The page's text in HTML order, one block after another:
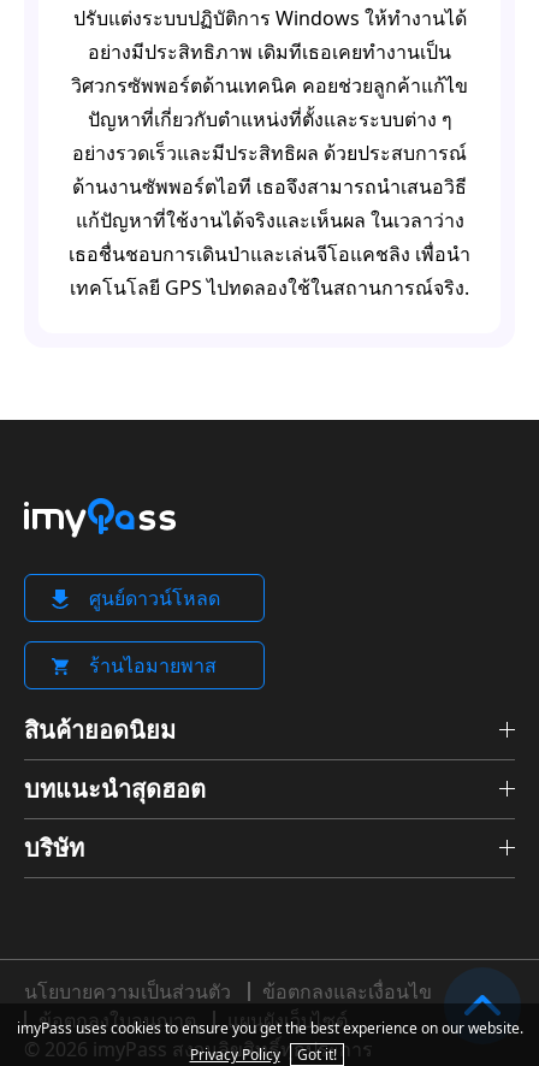
ปรับแต่งระบบปฏิบัติการ Windows ให้ทำงานได้
อย่างมีประสิทธิภาพ เดิมทีเธอเคยทำงานเป็น
วิศวกรซัพพอร์ตด้านเทคนิค คอยช่วยลูกค้าแก้ไข
ปัญหาที่เกี่ยวกับตำแหน่งที่ตั้งและระบบต่าง ๆ
อย่างรวดเร็วและมีประสิทธิผล ด้วยประสบการณ์
ด้านงานซัพพอร์ตไอที เธอจึงสามารถนำเสนอวิธี
แก้ปัญหาที่ใช้งานได้จริงและเห็นผล ในเวลาว่าง
เธอชื่นชอบการเดินป่าและเล่นจีโอแคชลิง เพื่อนำ
เทคโนโลยี GPS ไปทดลองใช้ในสถานการณ์จริง.
ศูนย์ดาวน์โหลด
ร้านไอมายพาส
สินค้ายอดนิยม
บทแนะนำสุดฮอต
บริษัท
นโยบายความเป็นส่วนตัว
ข้อตกลงและเงื่อนไข
ข้อตกลงใบอนุญาต
แผนผังเว็บไซต์
© 2026 imyPass สงวนลิขสิทธิ์ทุกประการ
imyPass uses cookies to ensure you get the best experience on our website.
Privacy Policy
Got it!